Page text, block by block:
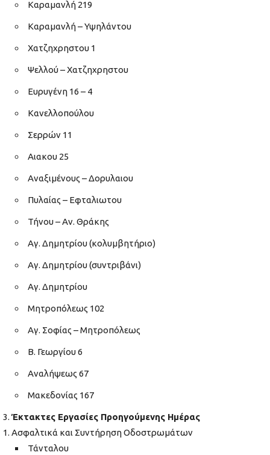
Καραμανλή 219
Καραμανλή – Υψηλάντου
Χατζηχρηστου 1
Ψελλού – Χατζηχρηστου
Ευρυγένη 16 – 4
Κανελλοπούλου
Σερρών 11
Αιακου 25
Αναξιμένους – Δορυλαιου
Πυλαίας – Εφταλιωτου
Τήνου – Αν. Θράκης
Αγ. Δημητρίου (κολυμβητήριο)
Αγ. Δημητρίου (συντριβάνι)
Αγ. Δημητρίου
Μητροπόλεως 102
Αγ. Σοφίας – Μητροπόλεως
Β. Γεωργίου 6
Αναλήψεως 67
Μακεδονίας 167
Έκτακτες Εργασίες Προηγούμενης Ημέρας
Ασφαλτικά και Συντήρηση Οδοστρωμάτων
Τάνταλου